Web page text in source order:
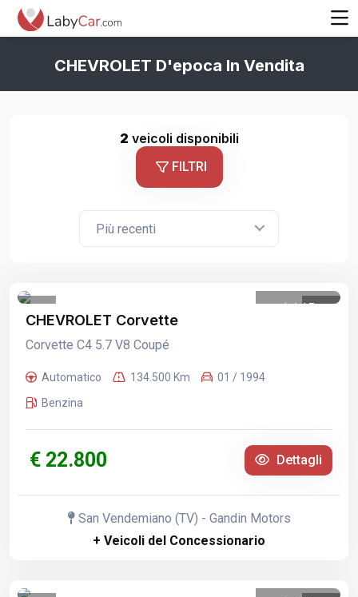
CHEVROLET D'epoca In Vendita
2 veicoli disponibili
FILTRI
Più recenti
1 /15
CHEVROLET Corvette
Corvette C4 5.7 V8 Coupé
Automatico 134.500 Km
01 / 1994
Benzina
€ 22.800 Dettagli
San Vendemiano (TV) - Gandin Motors
+ Veicoli del Concessionario